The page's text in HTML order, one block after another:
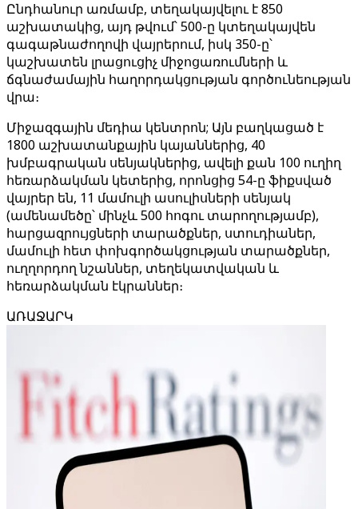
Ընդհանուր առմամբ, տեղակայվելու է 850
աշխատակից, այդ թվում՝ 500-ը կտեղակայվեն
գագաթնաժողովի վայրերում, իսկ 350-ը՝
կաշխատեն լրացուցիչ միջոցառումների և
ճգնաժամային հաղորդակցության գործունեության
վրա։
Միջազգային մեդիա կենտրոն; Այն բաղկացած է
1800 աշխատանքային կայաններից, 40
խմբագրական սենյակներից, ավելի քան 100 ուղիղ
հեռարձակման կետերից, որոնցից 54-ը ֆիքսված
վայրեր են, 11 մամուլի ասուլիսների սենյակ
(ամենամեծը՝ մինչև 500 հոգու տարողությամբ),
հարցազրույցների տարածքներ, ստուդիաներ,
մամուլի հետ փոխգործակցության տարածքներ,
ուղղորդող նշաններ, տեղեկատվական և
հեռարձակման էկրաններ։
ԱՌԱՋԱՐԿ